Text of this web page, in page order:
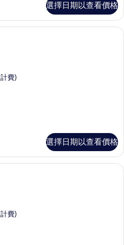
選擇日期以查看價格
親子四人房 | 高級寢具、書桌、遮光
費)
選擇日期以查看價格
經濟雙人房-無停車位 | 高級寢具、書
費)